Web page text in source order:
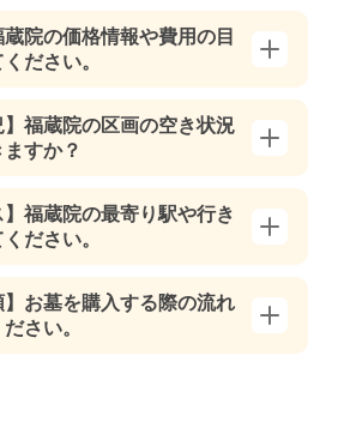
蔵院の価格情報や費用の目
ださい。
】福蔵院の区画の空き状況
すか？
】福蔵院の最寄り駅や行き
ださい。
】お墓を購入する際の流れ
さい。